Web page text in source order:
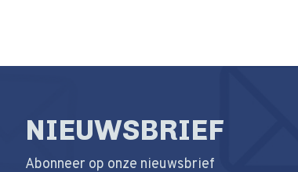
NIEUWSBRIEF
Abonneer op onze nieuwsbrief